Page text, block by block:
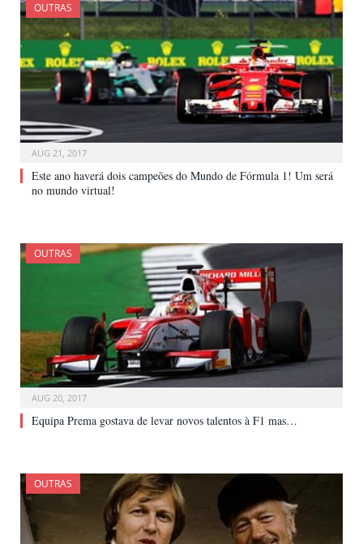
OUTRAS
AUG 21, 2017
Este ano haverá dois campeões do Mundo de Fórmula 1! Um será
no mundo virtual!
OUTRAS
AUG 20, 2017
Equipa Prema gostava de levar novos talentos à F1 mas…
OUTRAS